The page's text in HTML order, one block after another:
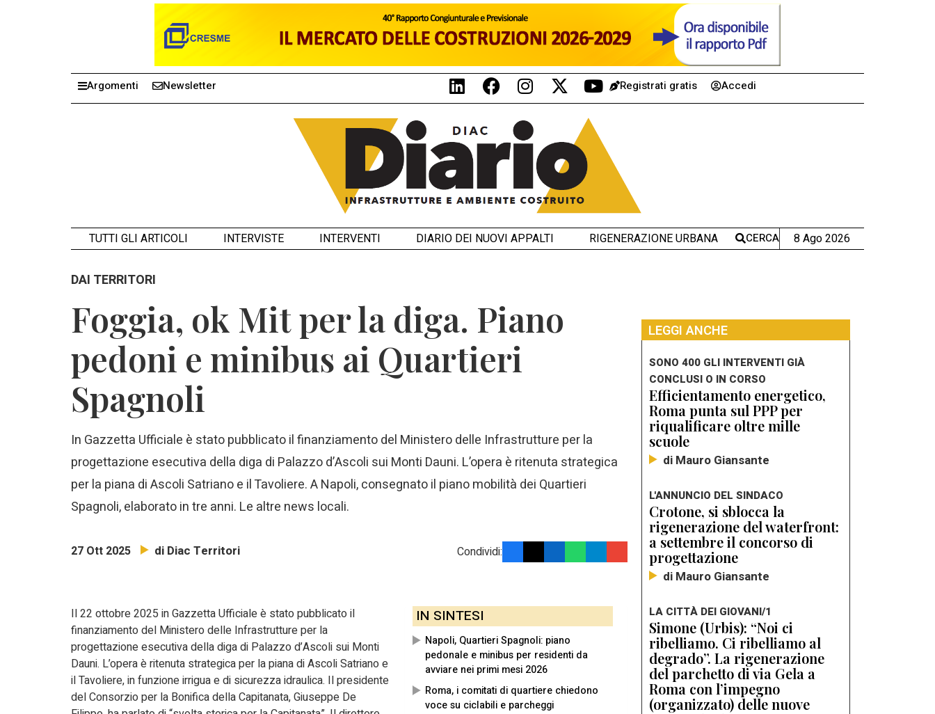
Argomenti Newsletter Registrati gratis Accedi
TUTTI GLI ARTICOLI INTERVISTE INTERVENTI DIARIO DEI NUOVI APPALTI RIGENERAZIONE URBANA CERCA 8 Ago 2026
DAI TERRITORI
Foggia, ok Mit per la diga. Piano
pedoni e minibus ai Quartieri
Spagnoli
In Gazzetta Ufficiale è stato pubblicato il finanziamento del Ministero delle Infrastrutture per la
progettazione esecutiva della diga di Palazzo d’Ascoli sui Monti Dauni. L’opera è ritenuta strategica
per la piana di Ascoli Satriano e il Tavoliere. A Napoli, consegnato il piano mobilità dei Quartieri
Spagnoli, elaborato in tre anni. Le altre news locali.
27 Ott 2025 di Diac Territori Condividi:
IN SINTESI
Napoli, Quartieri Spagnoli: piano
pedonale e minibus per residenti da
avviare nei primi mesi 2026
Roma, i comitati di quartiere chiedono
voce su ciclabili e parcheggi
Il 22 ottobre 2025 in Gazzetta Ufficiale è stato pubblicato il
finanziamento del Ministero delle Infrastrutture per la
progettazione esecutiva della diga di Palazzo d’Ascoli sui Monti
Dauni. L’opera è ritenuta strategica per la piana di Ascoli Satriano e
il Tavoliere, in funzione irrigua e di sicurezza idraulica. Il presidente
del Consorzio per la Bonifica della Capitanata, Giuseppe De
LEGGI ANCHE
SONO 400 GLI INTERVENTI GIÀ
CONCLUSI O IN CORSO
Efficientamento energetico,
Roma punta sul PPP per
riqualificare oltre mille
scuole
di Mauro Giansante
L'ANNUNCIO DEL SINDACO
Crotone, si sblocca la
rigenerazione del waterfront:
a settembre il concorso di
progettazione
di Mauro Giansante
LA CITTÀ DEI GIOVANI/1
Simone (Urbis): “Noi ci
ribelliamo. Ci ribelliamo al
degrado”. La rigenerazione
del parchetto di via Gela a
Roma con l’impegno
(organizzato) delle nuove